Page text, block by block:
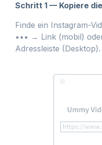
Schritt 1 — Kopiere die
Finde ein Instagram-
••• → Link (mobil)
Adressleiste (Desktop).